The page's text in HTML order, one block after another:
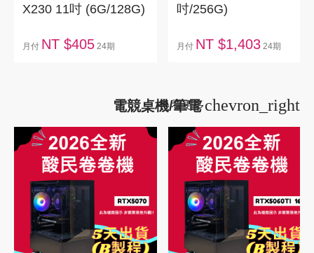
X230 11吋 (6G/128G)
月付 NT $405 24期
吋/256G)
月付 NT $1,403 24期
電競桌機/筆電
看更多chevron_right